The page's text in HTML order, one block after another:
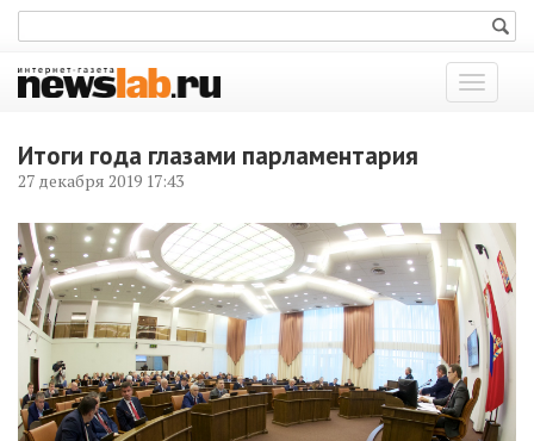
Показать
меню
Итоги года глазами парламентария
27 декабря 2019 17:43